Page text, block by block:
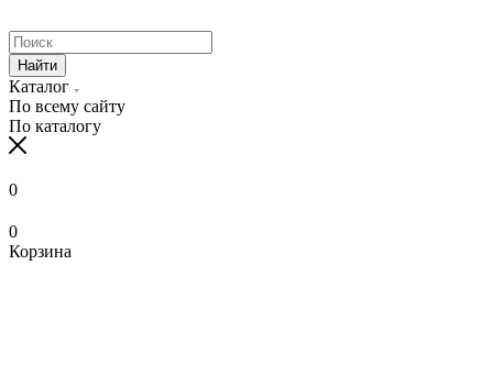
Найти
Каталог
По всему сайту
По каталогу
0
0
Корзина